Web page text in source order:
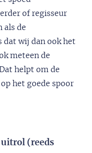
of regisseur
als de
dat wij dan ook het
meteen de
helpt om de
het goede spoor
(reeds